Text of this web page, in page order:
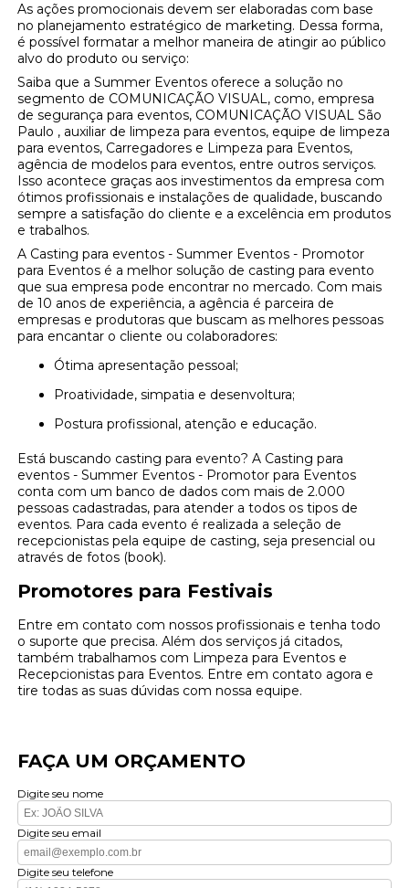
As ações promocionais devem ser elaboradas com base
no planejamento estratégico de marketing. Dessa forma,
é possível formatar a melhor maneira de atingir ao público
alvo do produto ou serviço:
Saiba que a Summer Eventos oferece a solução no
segmento de COMUNICAÇÃO VISUAL, como, empresa
de segurança para eventos, COMUNICAÇÃO VISUAL São
Paulo , auxiliar de limpeza para eventos, equipe de limpeza
para eventos, Carregadores e Limpeza para Eventos,
agência de modelos para eventos, entre outros serviços.
Isso acontece graças aos investimentos da empresa com
ótimos profissionais e instalações de qualidade, buscando
sempre a satisfação do cliente e a excelência em produtos
e trabalhos.
A Casting para eventos - Summer Eventos - Promotor
para Eventos é a melhor solução de casting para evento
que sua empresa pode encontrar no mercado. Com mais
de 10 anos de experiência, a agência é parceira de
empresas e produtoras que buscam as melhores pessoas
para encantar o cliente ou colaboradores:
Ótima apresentação pessoal;
Proatividade, simpatia e desenvoltura;
Postura profissional, atenção e educação.
Está buscando casting para evento? A Casting para
eventos - Summer Eventos - Promotor para Eventos
conta com um banco de dados com mais de 2.000
pessoas cadastradas, para atender a todos os tipos de
eventos. Para cada evento é realizada a seleção de
recepcionistas pela equipe de casting, seja presencial ou
através de fotos (book).
Promotores para Festivais
Entre em contato com nossos profissionais e tenha todo
o suporte que precisa. Além dos serviços já citados,
também trabalhamos com Limpeza para Eventos e
Recepcionistas para Eventos. Entre em contato agora e
tire todas as suas dúvidas com nossa equipe.
FAÇA UM ORÇAMENTO
Digite seu nome
Digite seu email
Digite seu telefone